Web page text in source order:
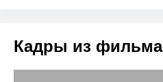
Кадры из фильма